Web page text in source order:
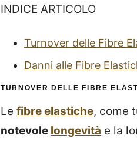
INDICE ARTICOLO
Turnover delle Fibre
Danni alle Fibre
TURNOVER DELLE FIBRE
Le fibre elastiche, come
notevole longevità e la